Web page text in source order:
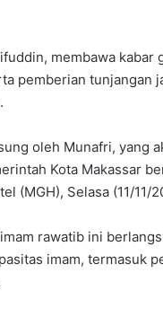
membawa
pemberian tunjangan
oleh Munafri, yang
Kota Makassar
(MGH), Selasa (11/11/
rawatib ini
imam, termasuk